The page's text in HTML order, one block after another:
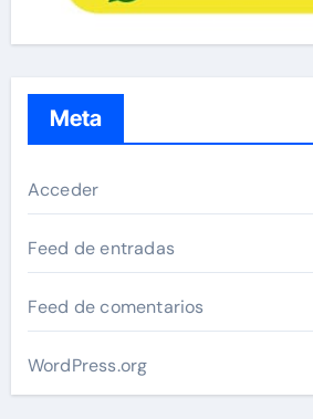
Meta
Acceder
Feed de entradas
Feed de comentarios
WordPress.org